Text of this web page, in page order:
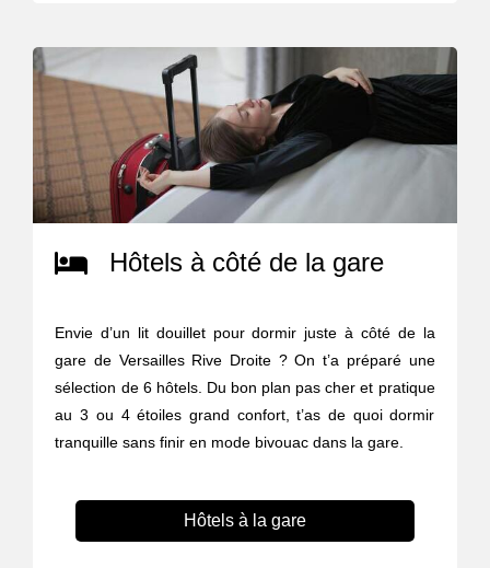
Hôtels à côté de la gare
Envie d’un lit douillet pour dormir juste à côté de la
gare de Versailles Rive Droite ? On t’a préparé une
sélection de 6 hôtels. Du bon plan pas cher et pratique
au 3 ou 4 étoiles grand confort, t’as de quoi dormir
tranquille sans finir en mode bivouac dans la gare.
Hôtels à la gare